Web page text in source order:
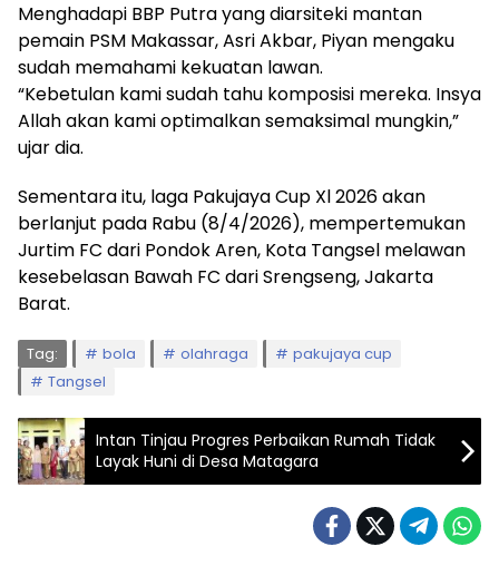
Menghadapi BBP Putra yang diarsiteki mantan
pemain PSM Makassar, Asri Akbar, Piyan mengaku
sudah memahami kekuatan lawan.
“Kebetulan kami sudah tahu komposisi mereka. Insya
Allah akan kami optimalkan semaksimal mungkin,”
ujar dia.
Sementara itu, laga Pakujaya Cup Xl 2026 akan
berlanjut pada Rabu (8/4/2026), mempertemukan
Jurtim FC dari Pondok Aren, Kota Tangsel melawan
kesebelasan Bawah FC dari Srengseng, Jakarta
Barat.
Tag: bola olahraga
pakujaya cup
Tangsel
Intan Tinjau Progres Perbaikan Rumah Tidak
Layak Huni di Desa Matagara